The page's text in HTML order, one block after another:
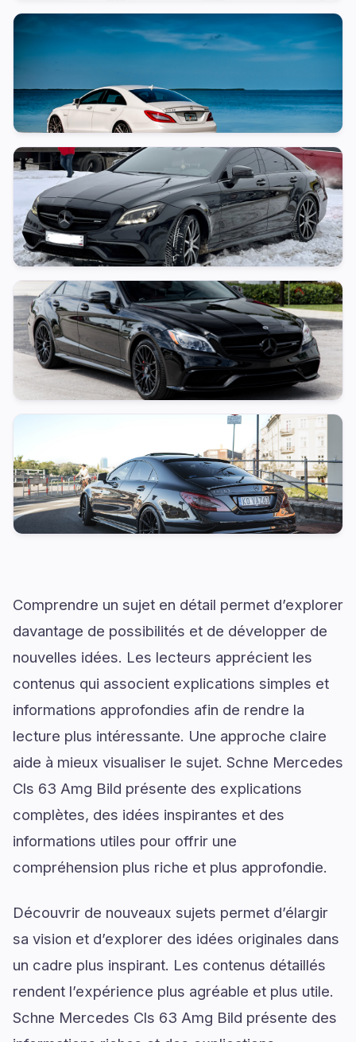
Comprendre un sujet en détail permet d’explorer
davantage de possibilités et de développer de
nouvelles idées. Les lecteurs apprécient les
contenus qui associent explications simples et
informations approfondies afin de rendre la
lecture plus intéressante. Une approche claire
aide à mieux visualiser le sujet. Schne Mercedes
Cls 63 Amg Bild présente des explications
complètes, des idées inspirantes et des
informations utiles pour offrir une
compréhension plus riche et plus approfondie.
Découvrir de nouveaux sujets permet d’élargir
sa vision et d’explorer des idées originales dans
un cadre plus inspirant. Les contenus détaillés
rendent l’expérience plus agréable et plus utile.
Schne Mercedes Cls 63 Amg Bild présente des